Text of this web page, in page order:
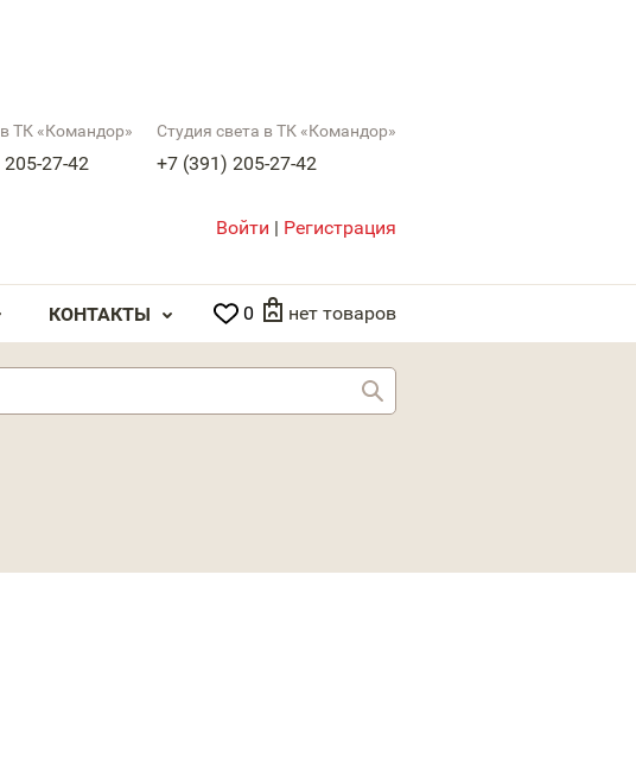
ТК «Командор»
27-42
Студия света в ТК «Командор»
+7 (391) 205-27-42
Войти | Регистрация
КОНТАКТЫ 0 нет товаров